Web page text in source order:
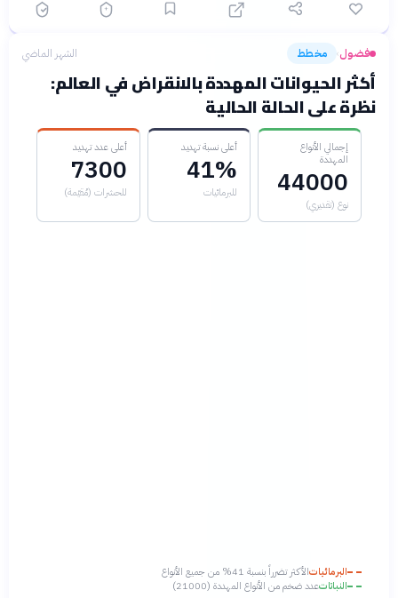
فضول› مخطط الشهر الماضي
أكثر الحيوانات المهددة بالانقراض في العالم:
نظرة على الحالة الحالية
إجمالي الأنواع
المهددة
44000
نوع (تقديري)
أعلى نسبة تهديد
41%
للبرمائيات
أعلى عدد تهديد
7300
للحشرات (مُقيّمة)
البرمائياتالأكثر تضرراً بنسبة 41% من جميع الأنواع
النباتاتعدد ضخم من الأنواع المهددة (21000)